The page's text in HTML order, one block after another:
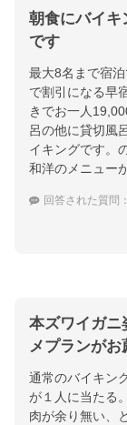
朝食にバイキ
です
最大8名まで宿
で割引になる早
きでお一人
呂の他に貸切風
イキングです。
和洋のメニュー
回答された質問：
本ズワイガニ
メプランがお
通常のバイキン
が１人に当たる
肉が余り無い、